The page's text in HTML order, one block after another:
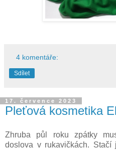
4 komentáře:
Sdílet
17. července 2023
Pleťová kosmetika
Zhruba půl roku zpátky
doslova v rukavičkách.